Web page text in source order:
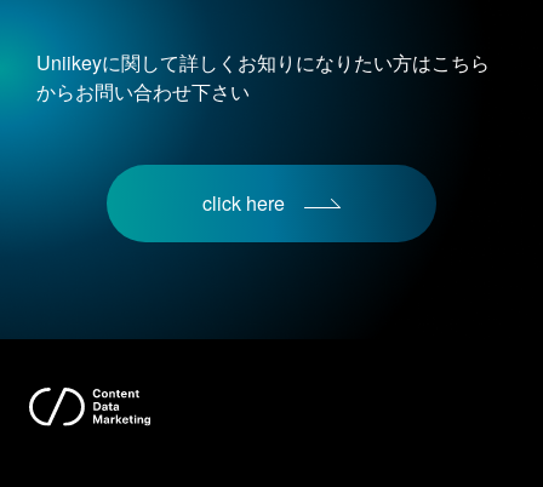
Uniikeyに関して詳しくお知りになりたい方はこちら
からお問い合わせ下さい
click here